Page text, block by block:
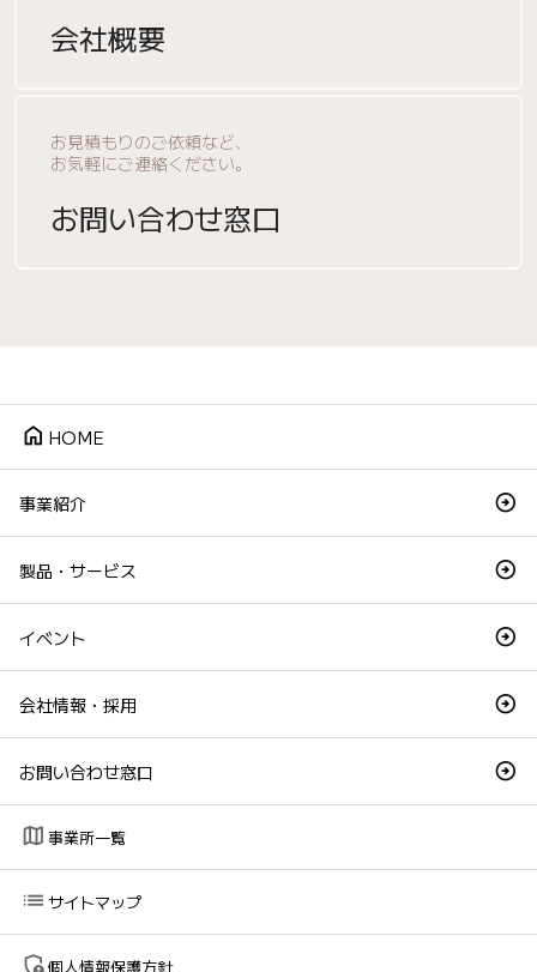
会社概要
お見積もりのご依頼など、
お気軽にご連絡ください。
お問い合わせ窓口
home HOME
事業紹介
製品・サービス
イベント
会社情報・採用
お問い合わせ窓口
map 事業所一覧
list サイトマップ
admin_panel_settings個人情報保護方針